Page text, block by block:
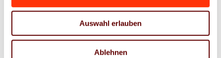
Auswahl erlauben
Ablehnen
Atmosphäre mit Branchenkollegen auszutauschen.
Wir freuen uns auf einen geselligen Abend mit Ihnen.
Zu späterer Stunde legt ein DJ auf, es darf getanzt